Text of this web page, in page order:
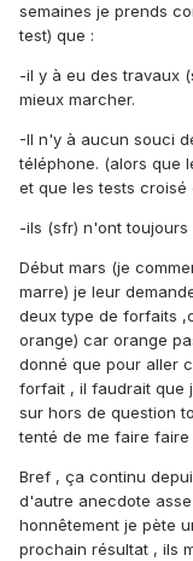
semaines je prends
test) que :
-il y à eu des travaux
mieux marcher.
-Il n'y à aucun souci
téléphone. (alors que
et que les tests
-ils (sfr) n'ont toujours
Début mars (je
marre) je leur
deux type de forfaits
orange) car orange
donné que pour aller
forfait , il faudrait que
sur hors de question
tenté de me faire
Bref , ça continu
d'autre anecdote
honnêtement je pète
prochain résultat , ils